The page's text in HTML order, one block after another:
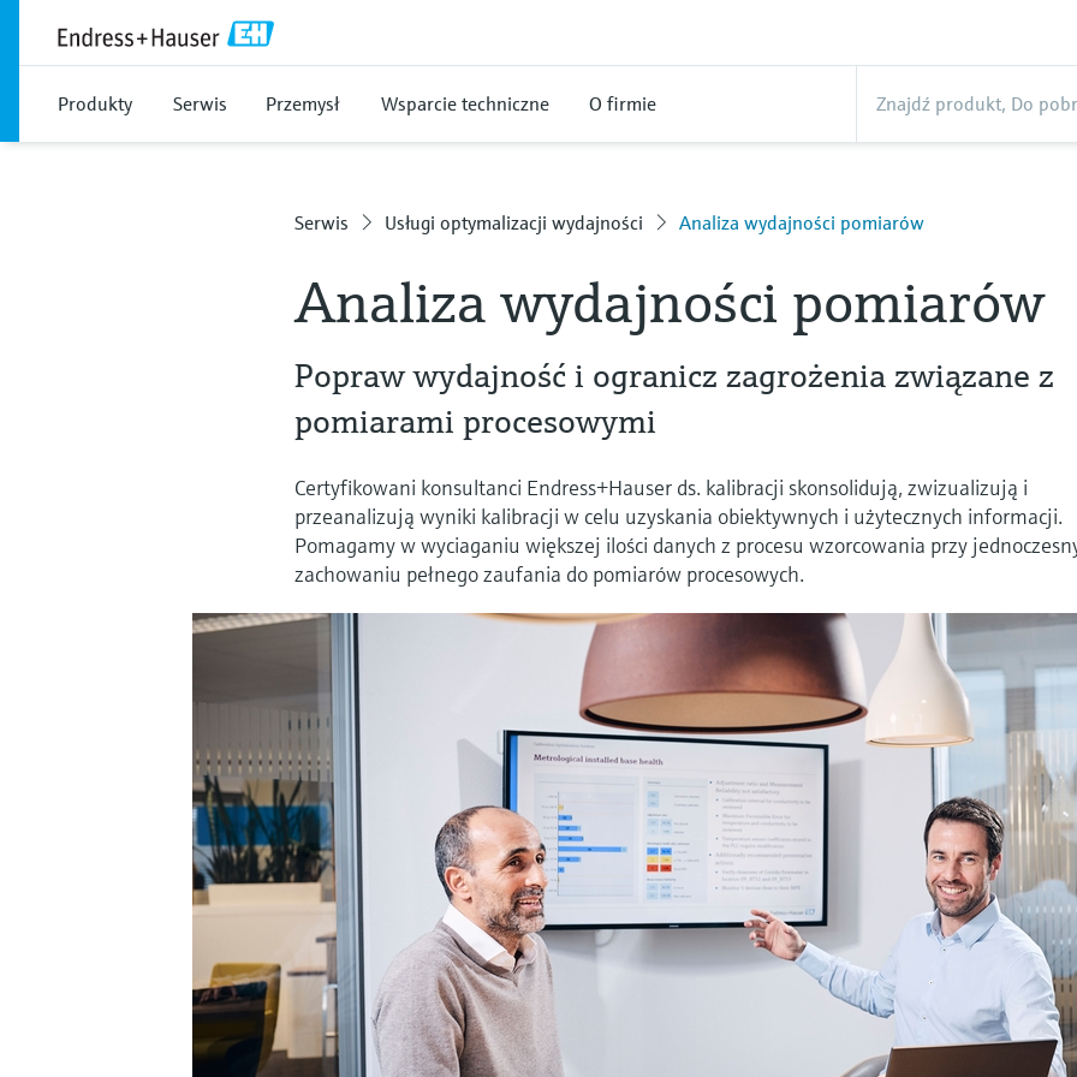
Produkty Serwis Przemysł Wsparcie techniczne O firmie
Serwis Usługi optymalizacji wydajności Analiza wydajności pomiarów
Analiza wydajności pomiarów
Popraw wydajność i ogranicz zagrożenia związane z
pomiarami procesowymi
Certyfikowani konsultanci Endress+Hauser ds. kalibracji skonsolidują, zwizualizują i
przeanalizują wyniki kalibracji w celu uzyskania obiektywnych i użytecznych informacji.
Pomagamy w wyciaganiu większej ilości danych z procesu wzorcowania przy
zachowaniu pełnego zaufania do pomiarów procesowych.